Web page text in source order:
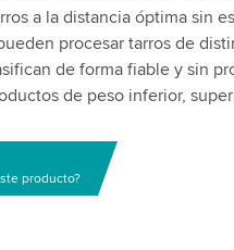
a la distancia óptima sin
procesar tarros de
de forma fiable y sin
de peso inferior,
producto?